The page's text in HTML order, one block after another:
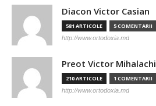
Diacon Victor Casian
581 ARTICOLE 5 COMENTARII
http://www.ortodoxia.md
Preot Victor Mihalachi
210 ARTICOLE 1 COMENTARII
http://www.ortodoxia.md